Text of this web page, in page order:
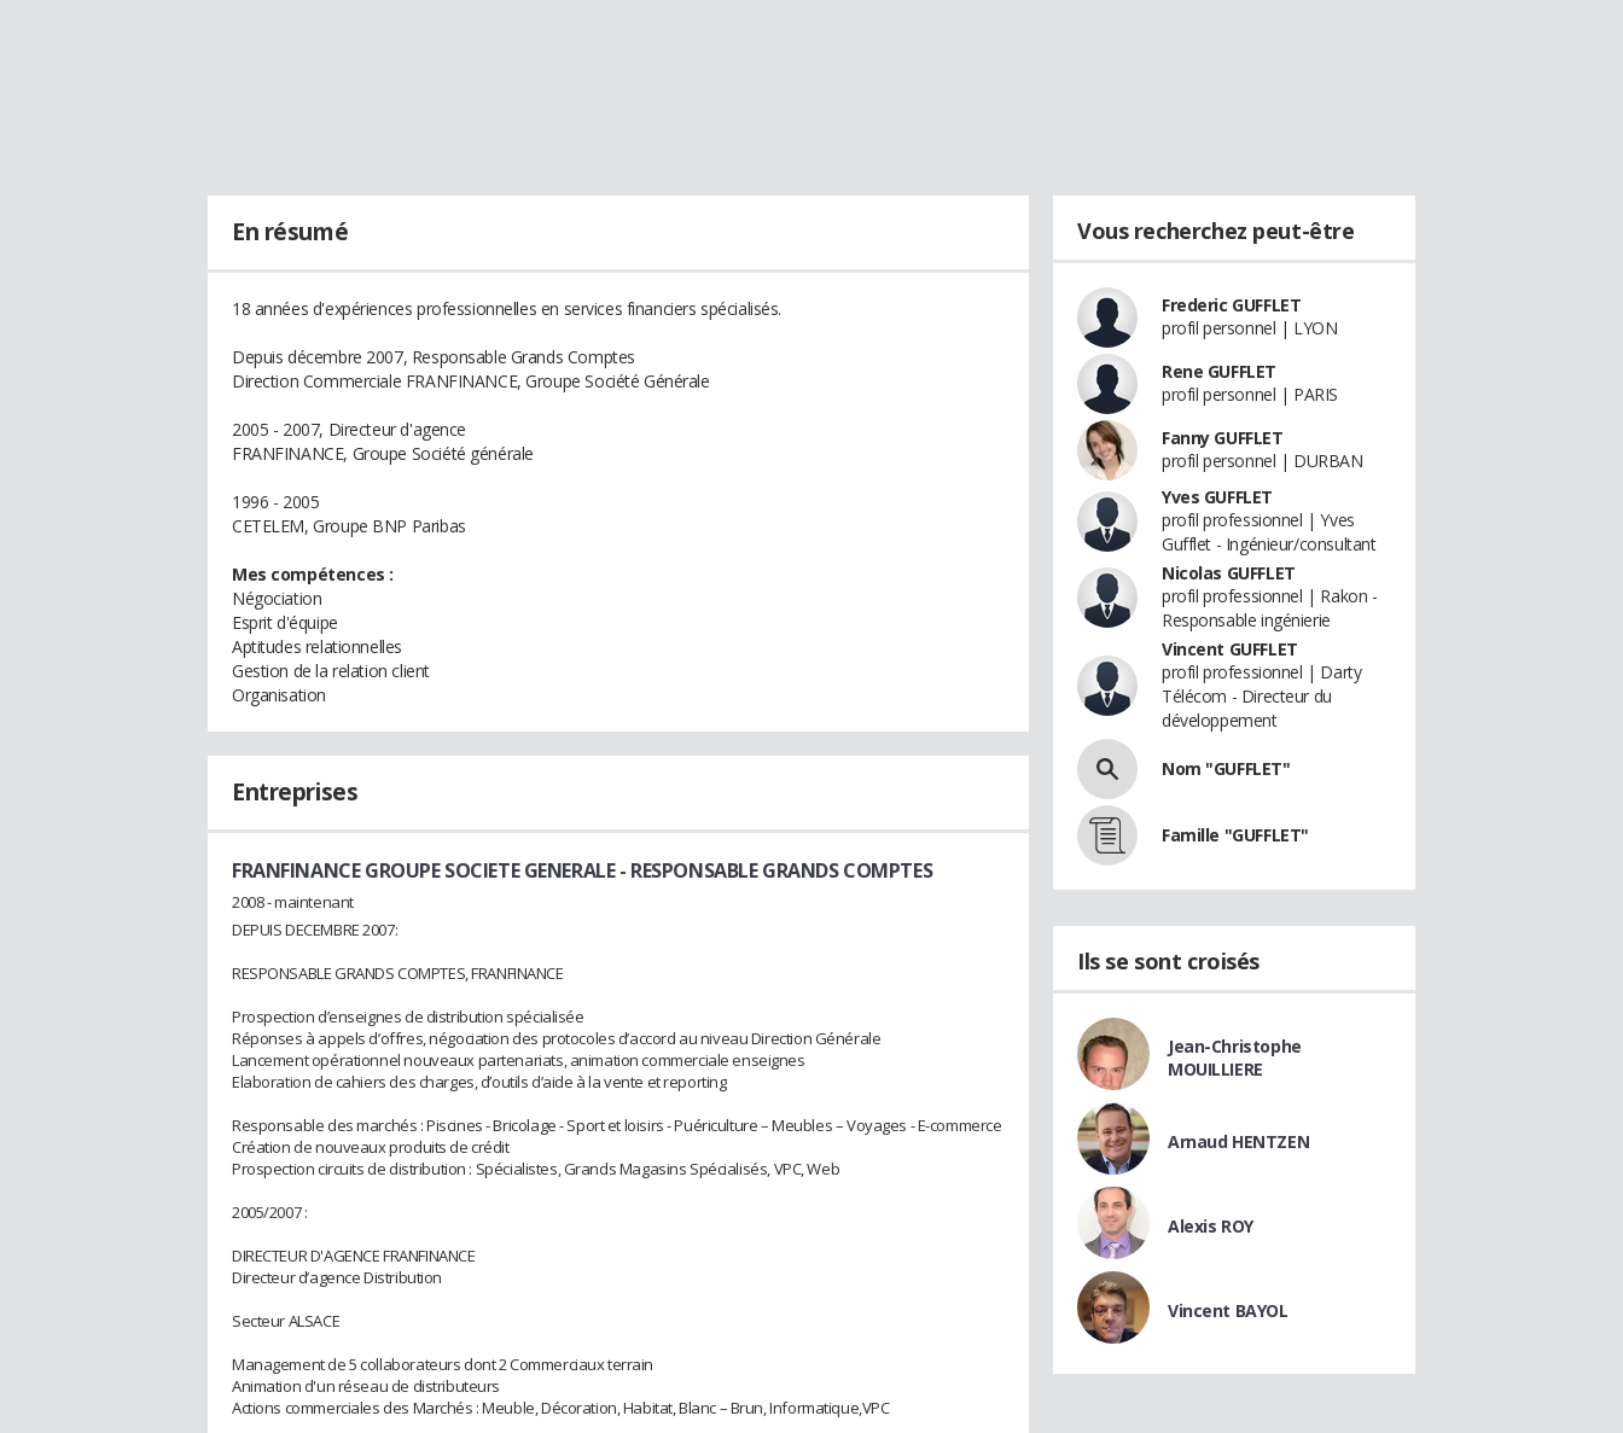
En résumé
18 années d'expériences professionnelles en services financiers spécialisés.
Depuis décembre 2007, Responsable Grands Comptes
Direction Commerciale FRANFINANCE, Groupe Société Générale
2005 - 2007, Directeur d'agence
FRANFINANCE, Groupe Société générale
1996 - 2005
CETELEM, Groupe BNP Paribas
Mes compétences :
Négociation
Esprit d'équipe
Aptitudes relationnelles
Gestion de la relation client
Organisation
Entreprises
FRANFINANCE GROUPE SOCIETE GENERALE- RESPONSABLE GRANDS COMPTES
2008 - maintenant
DEPUIS DECEMBRE 2007:
RESPONSABLE GRANDS COMPTES, FRANFINANCE
Prospection d’enseignes de distribution spécialisée
Réponses à appels d’offres, négociation des protocoles d’accord au niveau Direction Générale
Lancement opérationnel nouveaux partenariats, animation commerciale enseignes
Elaboration de cahiers des charges, d’outils d’aide à la vente et reporting
Responsable des marchés : Piscines - Bricolage - Sport et loisirs - Puériculture – Meubles – Voyages - E-commerce
Création de nouveaux produits de crédit
Prospection circuits de distribution : Spécialistes, Grands Magasins Spécialisés, VPC, Web
2005/2007 :
DIRECTEUR D'AGENCE FRANFINANCE
Directeur d’agence Distribution
Secteur ALSACE
Management de 5 collaborateurs dont 2 Commerciaux terrain
Animation d'un réseau de distributeurs
Actions commerciales des Marchés : Meuble, Décoration, Habitat, Blanc – Brun, Informatique,VPC
Vous recherchez peut-être
Frederic GUFFLET
profil personnel | LYON
Rene GUFFLET
profil personnel | PARIS
Fanny GUFFLET
profil personnel | DURBAN
Yves GUFFLET
profil professionnel | Yves
Gufflet - Ingénieur/consultant
Nicolas GUFFLET
profil professionnel | Rakon -
Responsable ingénierie
Vincent GUFFLET
profil professionnel | Darty
Télécom - Directeur du
développement
Nom "GUFFLET"
Famille "GUFFLET"
Ils se sont croisés
Jean-Christophe
MOUILLIERE
Arnaud HENTZEN
Alexis ROY
Vincent BAYOL